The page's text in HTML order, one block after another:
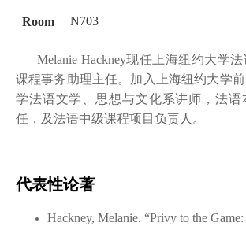
Room N703
Melanie Hackney现任上海纽约大学法
课程事务助理主任。加入上海纽约大学
学法语文学、思想与文化系讲师，法语
任，及法语中级课程项目负责人。
代表性论著
Hackney, Melanie. “Privy to the